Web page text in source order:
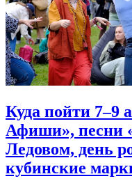
Куда пойти 7–9
Афиши», песни
Ледовом, день
кубинские